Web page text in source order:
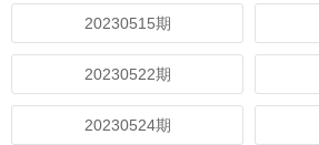
20230515期
20230522期
20230524期